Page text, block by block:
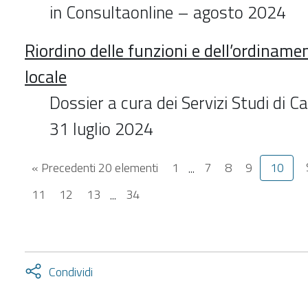
in Consultaonline – agosto 2024
Riordino delle funzioni e
locale
Dossier a cura dei Servizi Studi di
31 luglio 2024
« Precedenti 20 elementi 1 ... 7 8 9
10
11
12 13 ... 34
Condividi
Attiva